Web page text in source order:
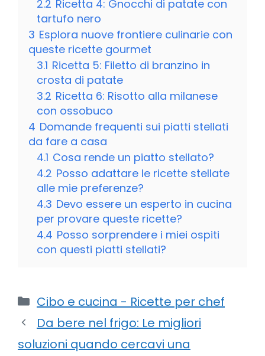
2.2 Ricetta 4: Gnocchi di patate con
tartufo nero
3 Esplora nuove frontiere culinarie con
queste ricette gourmet
3.1 Ricetta 5: Filetto di branzino in
crosta di patate
3.2 Ricetta 6: Risotto alla milanese
con ossobuco
4 Domande frequenti sui piatti stellati
da fare a casa
4.1 Cosa rende un piatto stellato?
4.2 Posso adattare le ricette stellate
alle mie preferenze?
4.3 Devo essere un esperto in cucina
per provare queste ricette?
4.4 Posso sorprendere i miei ospiti
con questi piatti stellati?
Categorie
Cibo e cucina - Ricette per chef
Da bere nel frigo: Le migliori
soluzioni quando cercavi una